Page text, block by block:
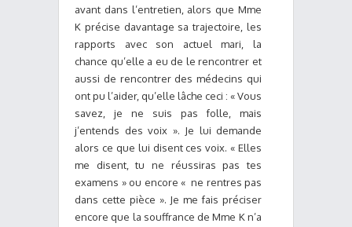
avant dans l’entretien, alors que Mme
K précise davantage sa trajectoire, les
rapports avec son actuel mari, la
chance qu’elle a eu de le rencontrer et
aussi de rencontrer des médecins qui
ont pu l’aider, qu’elle lâche ceci : « Vous
savez, je ne suis pas folle, mais
j’entends des voix ». Je lui demande
alors ce que lui disent ces voix. « Elles
me disent, tu ne réussiras pas tes
examens » ou encore « ne rentres pas
dans cette pièce ». Je me fais préciser
encore que la souffrance de Mme K n’a